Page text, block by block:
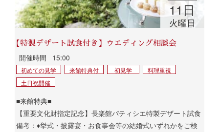
11日
火曜日
【特製デザート試食付き】ウエディング相談会
開催時間 15:00
初めての見学 来館特典付 初見学
料理重視
土日祝開催
■来館特典■
【重要文化財指定記念】長楽館パティシエ特製デザート試食
備考：♦挙式・披露宴・お食事会等の結婚式いずれかをご検